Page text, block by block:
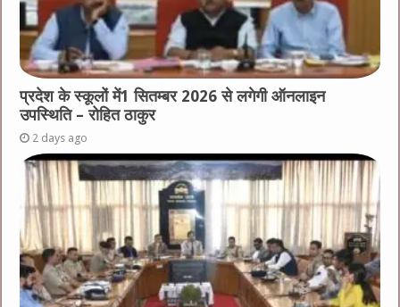
प्रदेश के स्कूलों में1 सितम्बर 2026 से लगेगी ऑनलाइन
उपस्थिति – रोहित ठाकुर
2 days ago